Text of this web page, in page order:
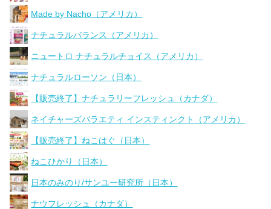
Made by Nacho（アメリカ）
ナチュラルバランス（アメリカ）
ニュートロ ナチュラルチョイス（アメリカ）
ナチュラルローソン（日本）
【販売終了】ナチュラリーフレッシュ（カナダ）
ネイチャーズバラエティ インスティンクト（アメリカ）
【販売終了】ねこはぐ（日本）
ねこひかり（日本）
日本のみのり/サンユー研究所（日本）
ナウフレッシュ（カナダ）